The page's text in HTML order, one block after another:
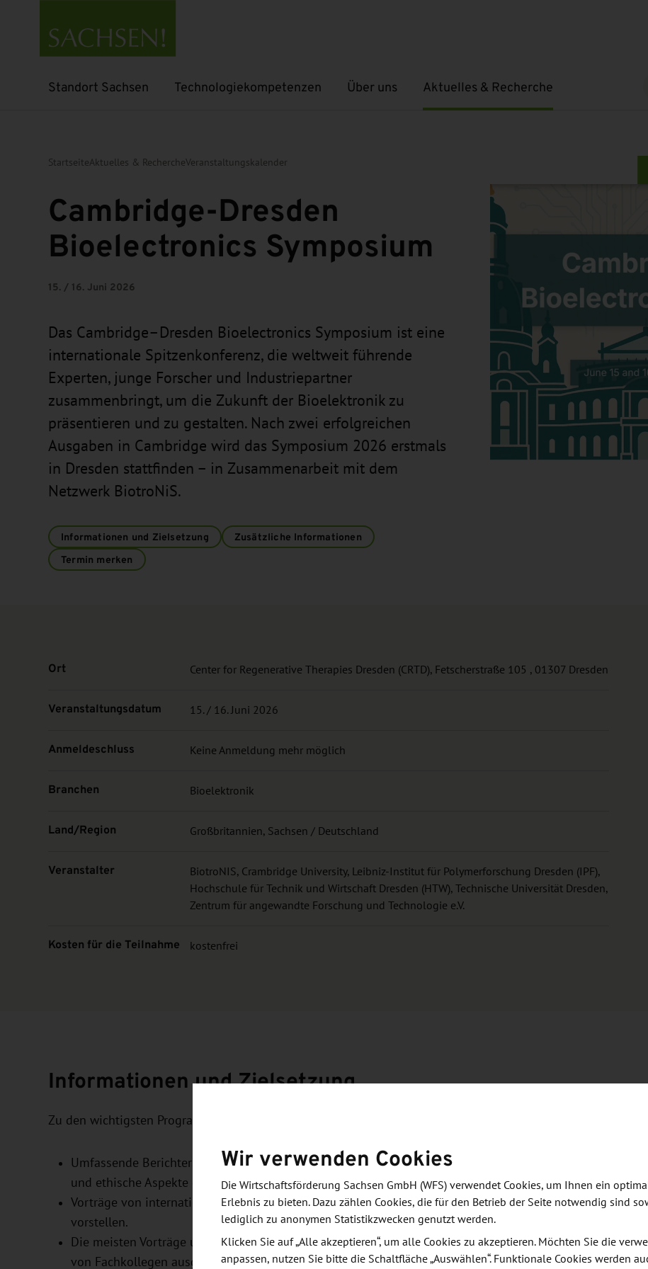
Standort Sachsen
Untermenü öffnen Technologiekompetenzen
Untermenü öffnen Über uns
Untermenü öffnenAktuelles & Recherche
Untermenü öffnen
StartseiteAktuelles & RechercheVeranstaltungskalender
Cambridge-Dresden
Bioelectronics Symposium
15. / 16. Juni 2026
Das Cambridge–Dresden Bioelectronics Symposium ist eine
internationale Spitzenkonferenz, die weltweit führende
Experten, junge Forscher und Industriepartner
zusammenbringt, um die Zukunft der Bioelektronik zu
präsentieren und zu gestalten. Nach zwei erfolgreichen
Ausgaben in Cambridge wird das Symposium 2026 erstmals
in Dresden stattfinden – in Zusammenarbeit mit dem
Netzwerk BiotroNiS.
Informationen und Zielsetzung
Zusätzliche Informationen
Termin merken
Ort Center for Regenerative Therapies Dresden (CRTD), Fetscherstraße 105 , 01307 Dresden
Veranstaltungsdatum 15. / 16. Juni 2026
Anmeldeschluss Keine Anmeldung mehr möglich
Branchen Bioelektronik
Land/Region Großbritannien, Sachsen / Deutschland
Veranstalter
BiotroNIS, Crambridge University, Leibniz-Institut für Polymerforschung Dresden (IPF),
Hochschule für Technik und Wirtschaft Dresden (HTW), Technische Universität Dresden,
Zentrum für angewandte Forschung und Technologie e.V.
Kosten für die Teilnahme kostenfrei
Informationen und Zielsetzung
Zu den wichtigsten Programmpunkten des Symposiums gehören:
Umfassende Berichterstattung über Grundlagen, Materialien, Geräte, Anwendungen, Übersetzung
und ethische Aspekte der Bioelektronik.
Vorträge von international renommierten Experten, die ihre Vision für dieses Fachgebiet
vorstellen.
Die meisten Vorträge und Poster werden von Doktoranden und Postdoktoranden präsentiert, die
von Fachkollegen ausgewählt und bewertet wurden.
Wir verwenden Cookies
Die Wirtschaftsförderung Sachsen GmbH (WFS) verwendet Cookies, um Ihnen ein
Erlebnis zu bieten. Dazu zählen Cookies, die für den Betrieb der Seite notwendig sind
lediglich zu anonymen Statistikzwecken genutzt werden.
Klicken Sie auf „Alle akzeptieren“, um alle Cookies zu akzeptieren. Möchten Sie die
anpassen, nutzen Sie bitte die Schaltfläche „Auswählen“. Funktionale Cookies werden